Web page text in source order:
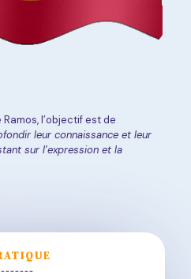
l’objectif est de
leur connaissance et leur
sur l’expression et la